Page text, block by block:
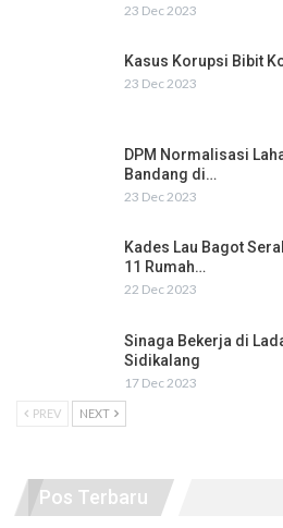
23 Dec 2023
Kasus Korupsi Bibit
23 Dec 2023
DPM Normalisasi
Bandang di…
23 Dec 2023
Kades Lau Bagot
11 Rumah…
22 Dec 2023
Sinaga Bekerja di
Sidikalang
17 Dec 2023
PREV NEXT
Pos Terbaru